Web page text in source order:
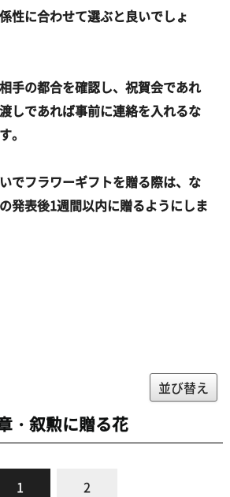
性に合わせて選ぶと良いでしょ
手の都合を確認し、祝賀会であれ
しであれば事前に連絡を入れるな
。
でフラワーギフトを贈る際は、な
発表後1週間以内に贈るようにしま
並び替え
・叙勲に贈る花
1 2